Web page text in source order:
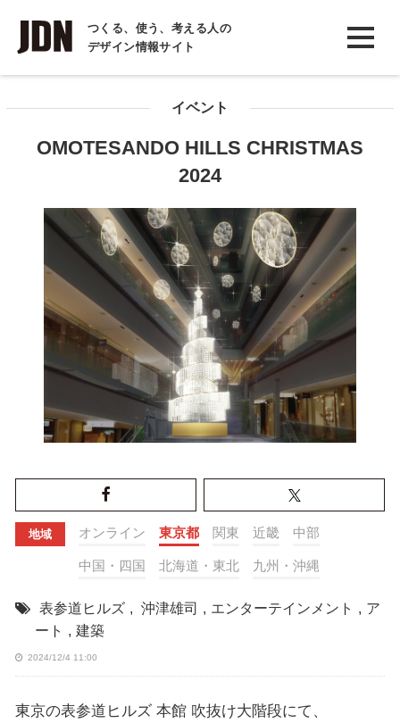
つくる、使う、考える人の
デザイン情報サイト
INTERVIEW
インタビュー
イベント
OMOTESANDO HILLS CHRISTMAS
2024
地域 オンライン 東京都 関東 近畿 中部
中国・四国 北海道・東北 九州・沖縄
表参道ヒルズ , 沖津雄司 , エンターテインメント , ア
ート , 建築
2024/12/4 11:00
東京の表参道ヒルズ 本館 吹抜け大階段にて、